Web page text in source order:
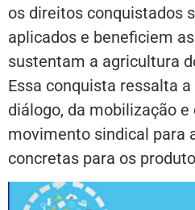
os direitos conquistados
aplicados e beneficiem
sustentam a agricultura
Essa conquista ressalta
diálogo, da mobilização
movimento sindical para
concretas para os